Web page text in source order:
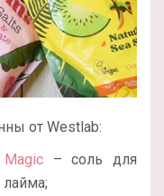
от Westlab:
– соль для